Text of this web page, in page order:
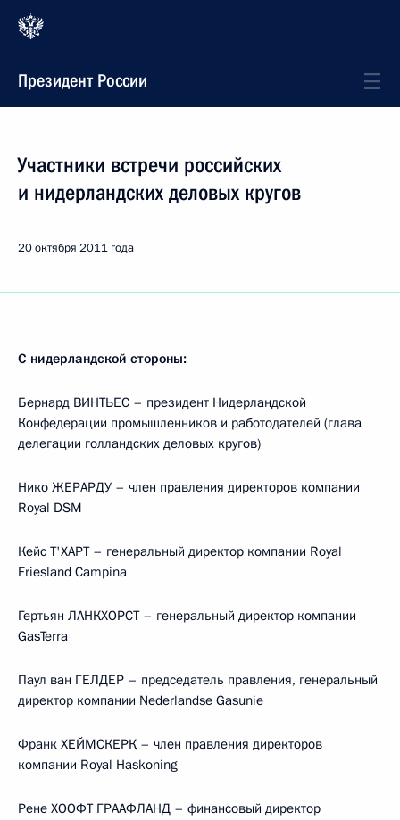
Президент России
Участники встречи российских
и нидерландских деловых кругов
20 октября 2011 года
С нидерландской стороны:
Бернард ВИНТЬЕС – президент Нидерландской
Конфедерации промышленников и работодателей (глава
делегации голландских деловых кругов)
Нико ЖЕРАРДУ – член правления директоров компании
Royal DSM
Кейс Т'ХАРТ – генеральный директор компании Royal
Friesland Campina
Гертьян ЛАНКХОРСТ – генеральный директор компании
GasTerra
Паул ван ГЕЛДЕР – председатель правления, генеральный
директор компании Nederlandse Gasunie
Франк ХЕЙМСКЕРК – член правления директоров
компании Royal Haskoning
Рене ХООФТ ГРААФЛАНД – финансовый директор